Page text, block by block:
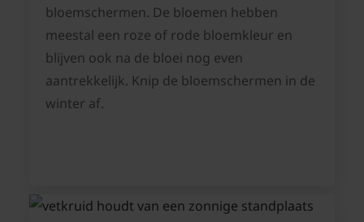
bloemschermen. De bloemen hebben
meestal een roze of rode bloemkleur en
blijven ook na de bloei nog even
aantrekkelijk. Knip de bloemschermen in de
winter af.